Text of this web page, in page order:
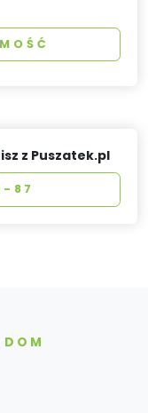
z Puszatek.pl
87